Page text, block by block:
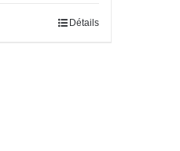
Détails